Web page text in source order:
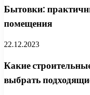
Бытовки:
помещения
22.12.2023
Какие
выбрать